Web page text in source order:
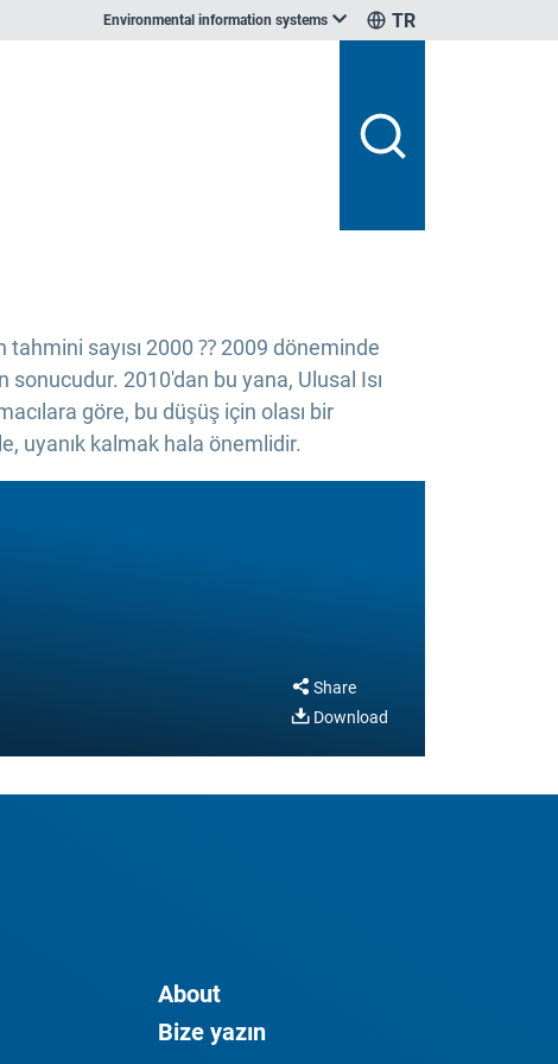
Environmental information systems TR
tahmini sayısı 2000 ⁇ 2009 döneminde
2010'dan bu yana, Ulusal Isı
göre, bu düşüş için olası bir
uyanık kalmak hala önemlidir.
Share
Download
About
Bize yazın